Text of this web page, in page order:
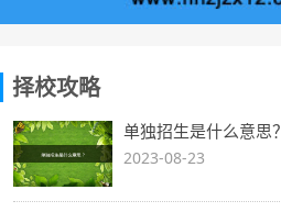
择校攻略
单独招生是什么意思？
2023-08-23